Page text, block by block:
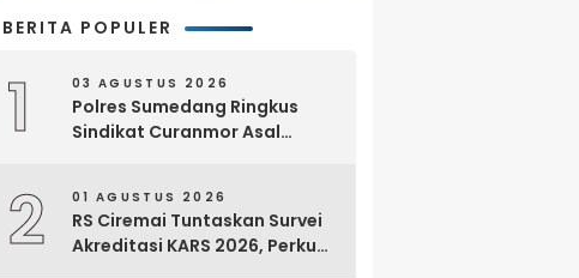
BERITA POPULER
1 03 AGUSTUS 2026
Polres Sumedang Ringkus
Sindikat Curanmor Asal
2 01 AGUSTUS 2026
RS Ciremai Tuntaskan Survei
Akreditasi KARS 2026, Perkuat